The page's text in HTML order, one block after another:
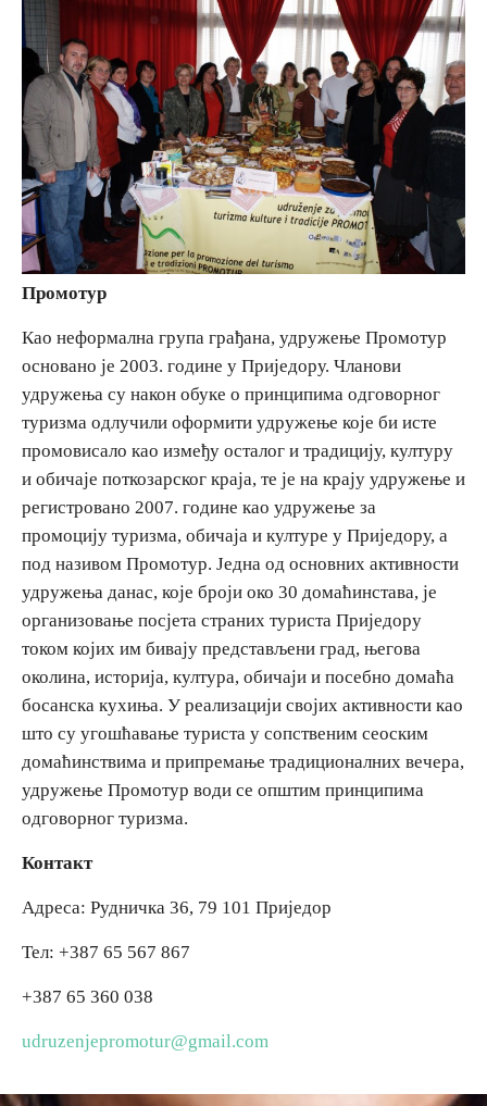
Вјерски туризам
Авантура
Еко туризам
Културни туризам
Гастрономија
Лов и риболов
Сеоски туризам
Омладински туризам
Дестинације
Списак дестинација
Мапа дестинација
Манифестације
Смјештај
Мултимедија
Видео
E-Brochure
Промотур
Као неформална група грађана, удружење Промотур
основано је 2003. године у Приједору. Чланови
удружења су након обуке о принципима одговорног
туризма одлучили оформити удружење које би исте
промовисало као између осталог и традицију, културу
и обичаје поткозарског краја, те је на крају удружење и
регистровано 2007. године као удружење за
промоцију туризма, обичаја и културе у Приједору, а
под називом Промотур. Једна од основних активности
удружења данас, које броји око 30 домаћинстава, је
организовање посјета страних туриста Приједору
током којих им бивају представљени град, његова
околина, историја, култура, обичаји и посебно домаћа
босанска кухиња. У реализацији својих активности као
што су угошћавање туриста у сопственим сеоским
домаћинствима и припремање традиционалних вечера,
удружење Промотур води се општим принципима
одговорног туризма.
Контакт
Адреса: Рудничка 36, 79 101 Приједор
Тел: +387 65 567 867
+387 65 360 038
udruzenjepromotur@gmail.com